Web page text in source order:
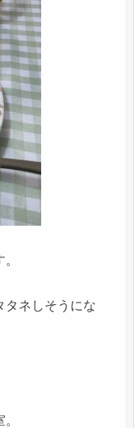
タネしそうにな